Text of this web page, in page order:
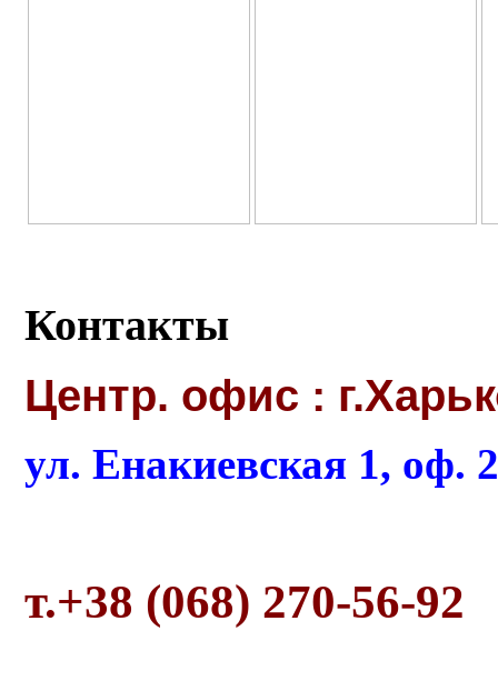
Контакты
Центр. офис :
ул. Енакиевская 1, оф.
т.+38 (068) 270-56-92